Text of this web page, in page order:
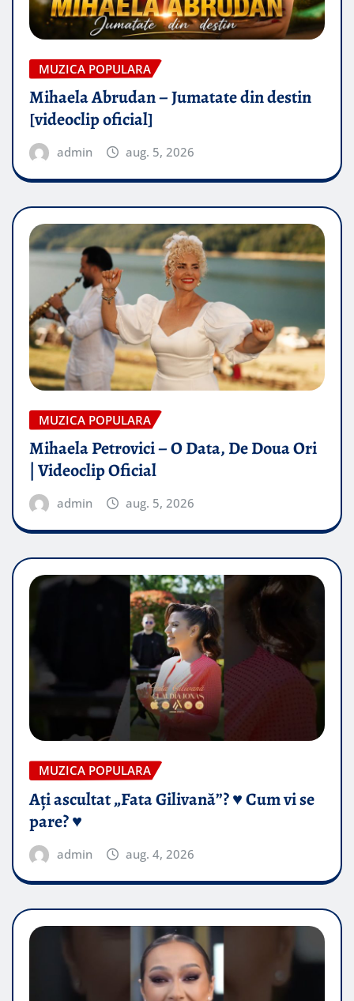
MUZICA POPULARA
Mihaela Abrudan – Jumatate din destin
[videoclip oficial]
admin aug. 5, 2026
MUZICA POPULARA
Mihaela Petrovici – O Data, De Doua Ori
| Videoclip Oficial
admin aug. 5, 2026
MUZICA POPULARA
Ați ascultat „Fata Gilivană”? ♥️ Cum vi se
pare? ♥️
admin aug. 4, 2026